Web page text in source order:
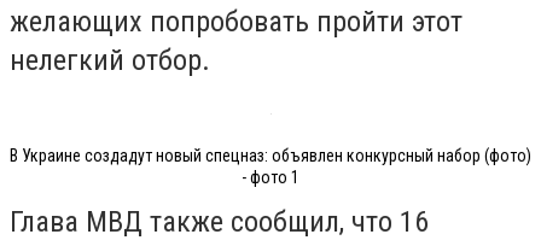
желающих попробовать пройти этот
нелегкий отбор.
В Украине создадут новый спецназ: объявлен конкурсный набор (фото)
- фото 1
Глава МВД также сообщил, что 16